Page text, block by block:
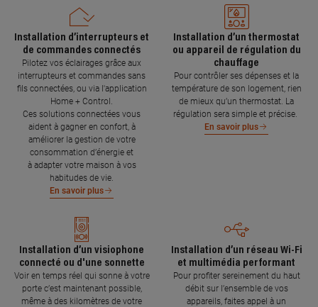
Installation d’interrupteurs et
de commandes connectés
Pilotez vos éclairages grâce aux
interrupteurs et commandes sans
fils connectées, ou via l'application
Home + Control.
Ces solutions connectées vous
aident à gagner en confort, à
améliorer la gestion de votre
consommation d’énergie et
à adapter votre maison à vos
habitudes de vie.
En savoir plus
Installation d’un thermostat
ou appareil de régulation du
chauffage
Pour contrôler ses dépenses et la
température de son logement, rien
de mieux qu’un thermostat. La
régulation sera simple et précise.
En savoir plus
Installation d’un visiophone
connecté ou d'une sonnette
Voir en temps réel qui sonne à votre
porte c’est maintenant possible,
même à des kilomètres de votre
Installation d’un réseau Wi-Fi
et multimédia performant
Pour profiter sereinement du haut
débit sur l’ensemble de vos
appareils, faites appel à un